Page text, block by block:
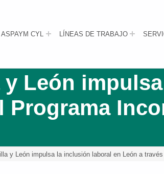
ASPAYM CYL LÍNEAS DE TRABAJO
y León
Programa
y León impulsa la inclusión laboral en León a